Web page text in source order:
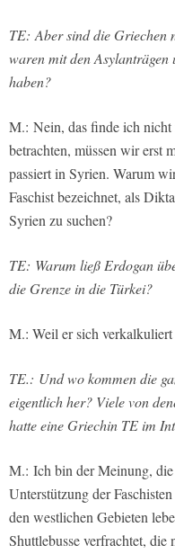
TE: Aber sind die Griechen
waren mit den Asylanträgen
haben?
M.: Nein, das finde ich
betrachten, müssen wir erst
passiert in Syrien. Warum
Faschist bezeichnet, als
Syrien zu suchen?
TE: Warum ließ Erdogan
die Grenze in die Türkei?
M.: Weil er sich verkalkuliert
TE.: Und wo kommen die
eigentlich her? Viele von
hatte eine Griechin TE im
M.: Ich bin der Meinung,
Unterstützung der
den westlichen Gebieten
Shuttlebusse verfrachtet, die